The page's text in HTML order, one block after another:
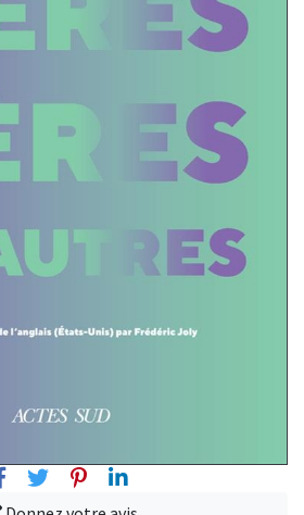
FacebookTwitterPinterest
Linkedin